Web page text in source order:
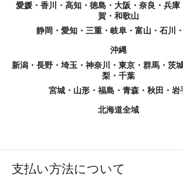
愛媛・香川・高知・徳島・大阪・奈良・兵庫
賀・和歌山
静岡・愛知・三重・岐阜・富山・石川
沖縄
新潟・長野・埼玉・神奈川・東京・群馬・茨
梨・千葉
宮城・山形・福島・青森・秋田・岩
北海道全域
支払い方法について